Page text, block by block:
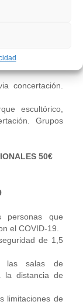
de 12 años
concertación.
escultórico,
Grupos
50€
personas que
el COVID-19.
de 1,5
las salas de
la distancia de
limitaciones de